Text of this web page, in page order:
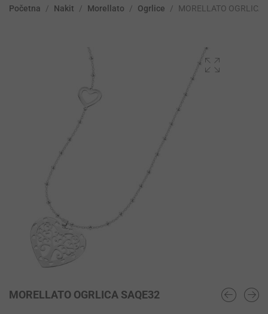
Početna / Nakit / Morellato / Ogrlice / MORELLATO OGRLICA
MORELLATO OGRLICA SAQE32